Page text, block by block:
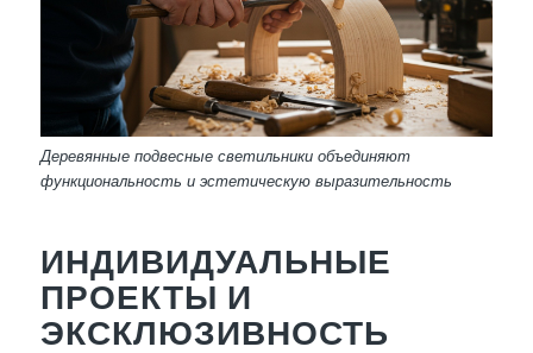
Деревянные подвесные светильники объединяют
функциональность и эстетическую выразительность
ИНДИВИДУАЛЬНЫЕ
ПРОЕКТЫ И
ЭКСКЛЮЗИВНОСТЬ